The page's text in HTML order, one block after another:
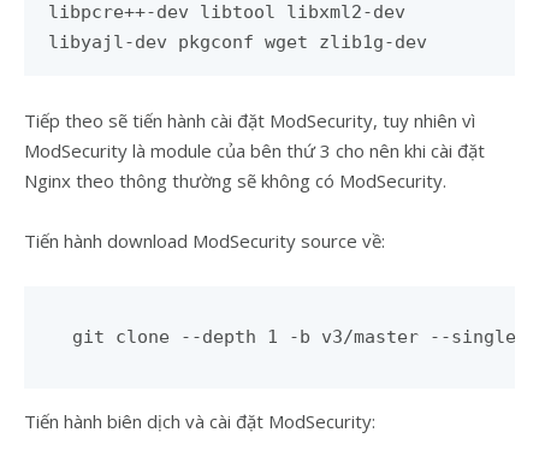
libpcre++-dev libtool libxml2-dev
libyajl-dev pkgconf wget zlib1g-dev
Tiếp theo sẽ tiến hành cài đặt ModSecurity, tuy nhiên vì
ModSecurity là module của bên thứ 3 cho nên khi cài đặt
Nginx theo thông thường sẽ không có ModSecurity.
Tiến hành download ModSecurity source về:
git clone --depth 1 -b v3/master --single-
Tiến hành biên dịch và cài đặt ModSecurity: